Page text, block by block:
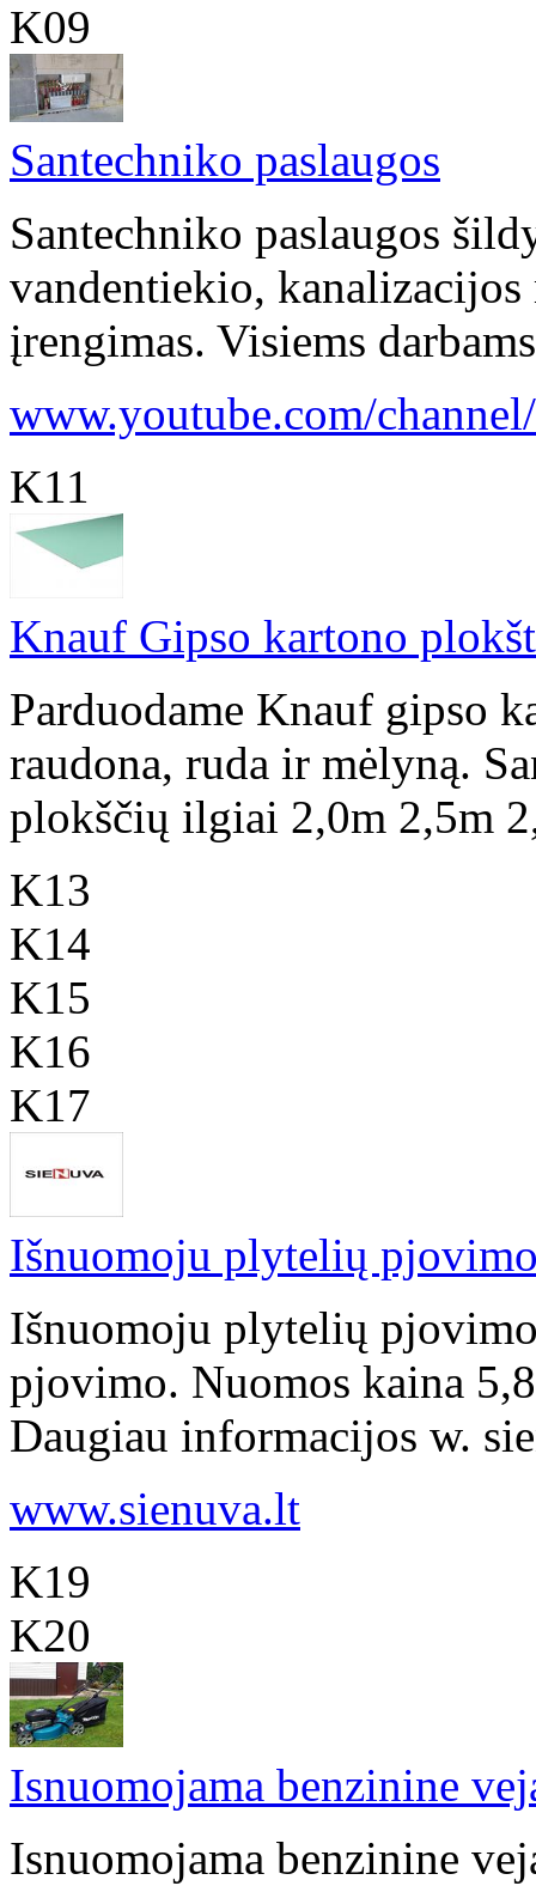
K09
Santechniko paslaugos
Santechniko paslaugos
vandentiekio,
įrengimas. Visiems
www.youtube.com/
K11
Knauf Gipso kartono
Parduodame Knauf gipso
raudona, ruda ir mėlyną.
plokščių ilgiai 2,0m 2,5m
K13
K14
K15
K16
K17
Išnuomoju plytelių
Išnuomoju plytelių
pjovimo. Nuomos kaina
Daugiau informacijos w.
www.sienuva.lt
K19
K20
Isnuomojama benzinine
Isnuomojama benzinine